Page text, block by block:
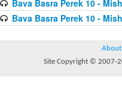
Bava Basra Perek 10 -
Bava Basra Perek 10 -
About
Site Copyright © 2007-